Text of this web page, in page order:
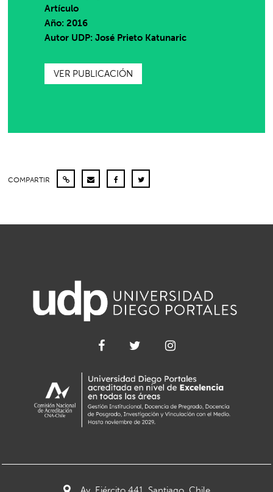
Artículo
Año: 2016
Autor UDP:José Prieto Katunaric
VER PUBLICACIÓN
COMPARTIR